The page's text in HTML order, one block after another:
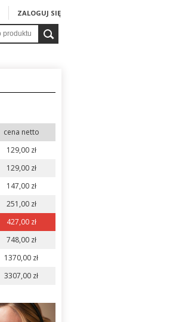
ZALOGUJ SIĘ
cena netto
129,00 zł
129,00 zł
147,00 zł
251,00 zł
427,00 zł
748,00 zł
1370,00 zł
3307,00 zł